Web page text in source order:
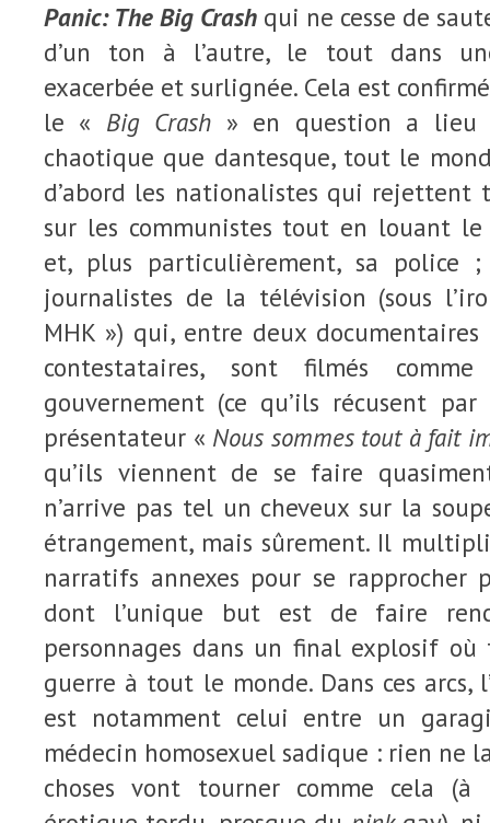
Panic: The Big Crash qui ne cesse de
d’un ton à l’autre, le tout dans
exacerbée et surlignée. Cela est
le « Big Crash » en question a lieu
chaotique que dantesque, tout le
d’abord les nationalistes qui rejettent
sur les communistes tout en louant
et, plus particulièrement, sa police
journalistes de la télévision (sous
MHK ») qui, entre deux
contestataires, sont filmés
gouvernement (ce qu’ils récusent
présentateur « Nous sommes tout à fait
qu’ils viennent de se faire
n’arrive pas tel un cheveux sur la
étrangement, mais sûrement. Il
narratifs annexes pour se rapprocher
dont l’unique but est de faire
personnages dans un final explosif
guerre à tout le monde. Dans ces arcs,
est notamment celui entre un
médecin homosexuel sadique : rien ne
choses vont tourner comme cela